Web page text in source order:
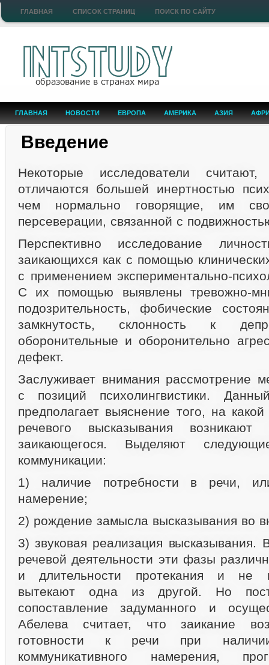
ГЛАВНАЯ СПИСОК СТРАНИЦ ПОИСК ПО САЙТУ
ГЛАВНАЯ НОВОСТИ ЕВРОПА АМЕРИКА АЗИЯ
Введение
Некоторые исследователи
отличаются большей инертностью
чем нормально говорящие, им
персеверации, связанной с
Перспективно исследование
заикающихся как с помощью
с применением экспериментально-
С их помощью выявлены тревожно-
подозрительность, фобические
замкнутость, склонность к
оборонительные и оборонительно
дефект.
Заслуживает внимания рассмотрение
с позиций психолингвистики.
предполагает выяснение того, на
речевого высказывания
заикающегося. Выделяют
коммуникации:
1) наличие потребности в речи,
намерение;
2) рождение замысла высказывания во
3) звуковая реализация высказывания.
речевой деятельности эти фазы
и длительности протекания и не
вытекают одна из другой. Но
сопоставление задуманного и
Абелева считает, что заикание
готовности к речи при
коммуникативного намерения,